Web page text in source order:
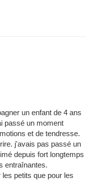
un enfant de 4 ans
passé un moment
et de tendresse.
j'avais pas passé un
depuis fort longtemps
entraînantes.
petits que pour les